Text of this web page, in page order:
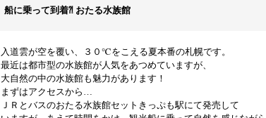
船に乗って到着⁈ おたる水族館
入道雲が空を覆い、３０℃をこえる夏本番の札幌です。
最近は都市型の水族館が人気をあつめていますが、
大自然の中の水族館も魅力があります！
まずはアクセスから…
ＪＲとバスのおたる水族館セットきっぷも駅にて発売して